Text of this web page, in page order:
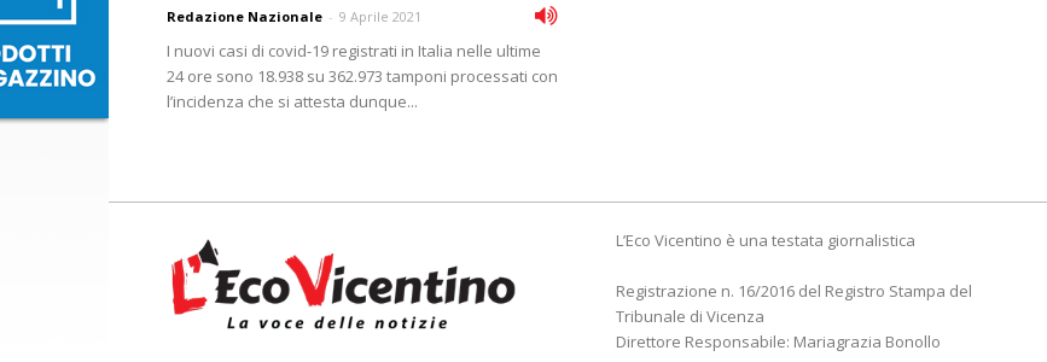
Redazione Nazionale - 9 Aprile 2021
I nuovi casi di covid-19 registrati in Italia nelle ultime
24 ore sono 18.938 su 362.973 tamponi processati con
l’incidenza che si attesta dunque...
L’Eco Vicentino è una testata giornalistica
Registrazione n. 16/2016 del Registro Stampa del
Tribunale di Vicenza
Direttore Responsabile: Mariagrazia Bonollo